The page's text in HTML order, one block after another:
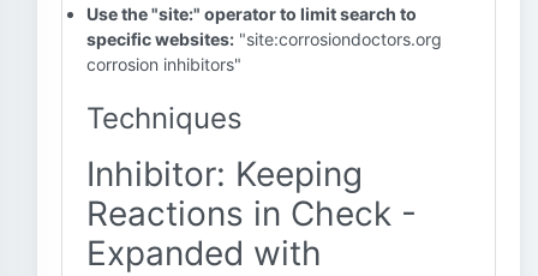
Use the "site:" operator to limit search to
specific websites: "site:corrosiondoctors.org
corrosion inhibitors"
Techniques
Inhibitor: Keeping
Reactions in Check -
Expanded with